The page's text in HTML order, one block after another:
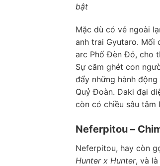
bật
Mặc dù có vẻ ngoài
anh trai Gyutaro. Mối
arc Phố Đèn Đỏ, cho
Sự căm ghét con
đẩy những hành
Quỷ Đoàn. Daki đại
còn có chiều sâu tâm
Neferpitou –
Neferpitou, hay còn
Hunter x Hunter, và